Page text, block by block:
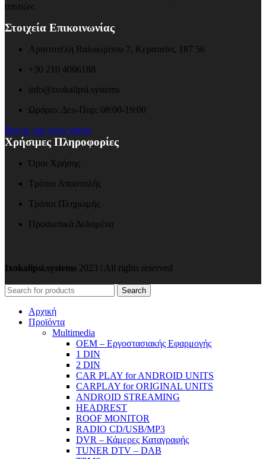
σπιτιών.
Στοιχεία Επικοινωνίας
Αριστοτέλη Βαλαωρίτου 7, Κερατσίνι, 187 56
+30 210 4006188
info@ixokalipsi.systems
Ωράριο: Δευ-Παρ: 08:00-19:00
Βρείτε μας στον χάρτη
Χρήσιμες Πληροφορίες
Όροι Χρήσης
Τρόποι Αποστολής
Τρόποι Πληρωμής
Προσωπικά Δεδομένα
Ixokalipsi.systems 2023 | All rights reserved
Search
Αρχική
Προϊόντα
Μultimedia
OEM – Εργοστασιακής Εφαρμογής
1 DIN
2 DIN
CAR PLAY for ANDROID UNITS
CARPLAY for ORIGINAL UNITS
ANDROID STREAMING
HEADREST
ROOF MONITOR
RADIO CD/USB/MP3
DVR – Κάμερες Καταγραφής
TUNER DTV – DAB